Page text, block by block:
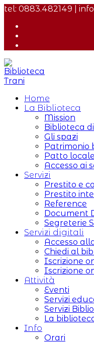
Salta
contenuto
tel: 0883.482149 |
Home
La Biblioteca
Mission
Biblioteca
Gli spazi
Patrimonio
Patto
Accesso ai
Servizi
Prestito e
Prestito
Reference
Document
Segreterie
Servizi digitali
Accesso
Chiedi al
Iscrizione
Iscrizione
Attività
Eventi
Servizi
Servizi
La
Info
Orari